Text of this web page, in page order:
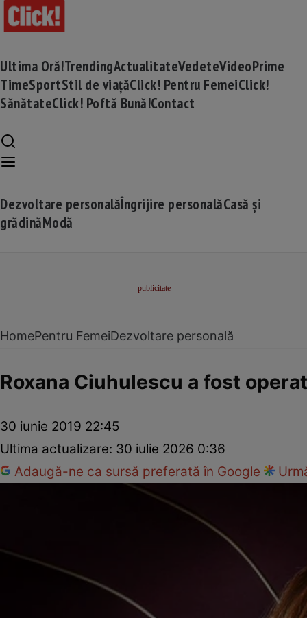
Ultima Oră!TrendingActualitateVedeteVideoPrime
TimeSportStil de viațăClick! Pentru FemeiClick!
SănătateClick! Poftă Bună!Contact
Dezvoltare personalăÎngrijire personalăCasă și
grădinăModă
HomePentru FemeiDezvoltare personală
Roxana Ciuhulescu a fost
30 iunie 2019 22:45
Ultima actualizare: 30 iulie 2026 0:36
Adaugă-ne ca sursă preferată în Google